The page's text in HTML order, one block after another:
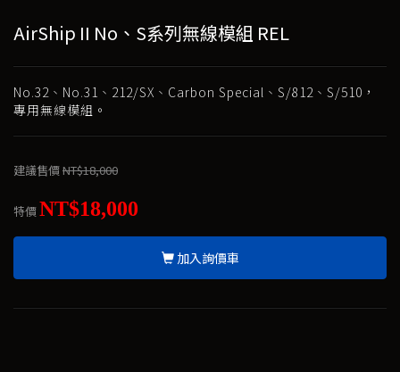
AirShip II No、S系列無線模組 REL
No.32、No.31、212/SX、Carbon Special、S/812、S/510，
專用無線模組。
建議售價NT$18,000
特價NT$18,000
加入詢價車